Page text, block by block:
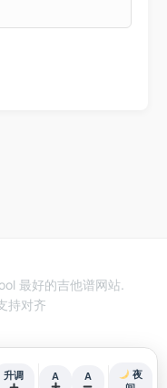
A
夜
最好的吉他谱网站.
持对齐